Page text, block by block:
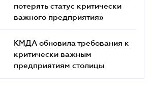
потерять статус критически
важного предприятия»
КМДА обновила требования к
критически важным
предприятиям столицы